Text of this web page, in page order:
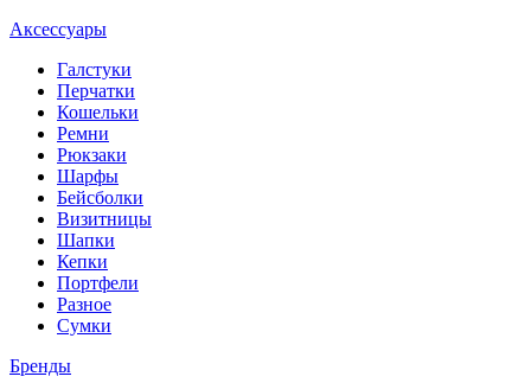
Аксессуары
Галстуки
Перчатки
Кошельки
Ремни
Рюкзаки
Шарфы
Бейсболки
Визитницы
Шапки
Кепки
Портфели
Разное
Сумки
Бренды